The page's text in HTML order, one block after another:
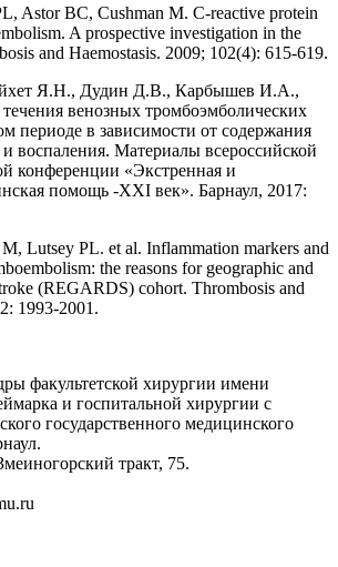
Astor BC, Cushman M. C-reactive protein
A prospective investigation in the
and Haemostasis. 2009; 102(4): 615-619.
Я.Н., Дудин Д.В., Карбышев И.А.,
венозных тромбоэмболических
периоде в зависимости от содержания
и воспаления. Материалы всероссийской
конференции «Экстренная и
помощь -XXI век». Барнаул, 2017:
Lutsey PL. et al. Inflammation markers and
the reasons for geographic and
(REGARDS) cohort. Thrombosis and
1993-2001.
факультетской хирургии имени
и госпитальной хирургии с
государственного медицинского
тракт, 75.